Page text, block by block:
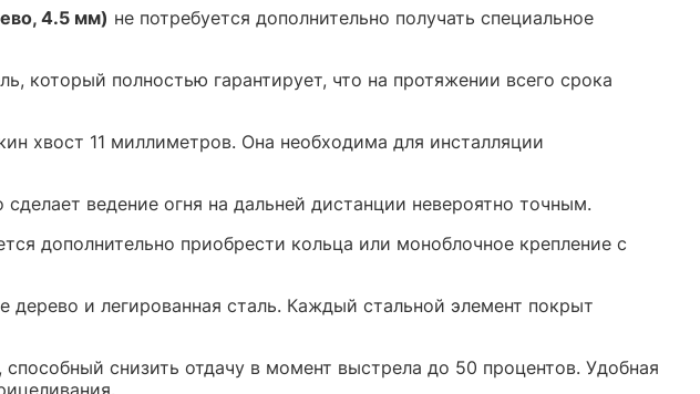
4.5 мм) не потребуется дополнительно получать специальное
который полностью гарантирует, что на протяжении всего срока
хвост 11 миллиметров. Она необходима для инсталляции
ведение огня на дальней дистанции невероятно точным.
дополнительно приобрести кольца или моноблочное крепление с
и легированная сталь. Каждый стальной элемент покрыт
снизить отдачу в момент выстрела до 50 процентов. Удобная